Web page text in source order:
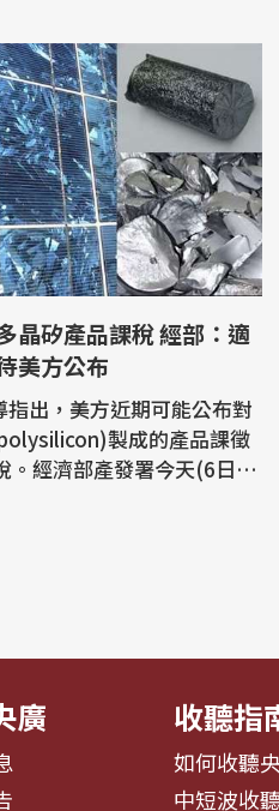
晶矽產品課稅 經部：適
美方公布
指出，美方近期可能公布對
製成的產品課徵
。經濟部產發署今天(6日)
依照外媒揭露資訊，此項
廣 收聽指
如何收聽
中短波收